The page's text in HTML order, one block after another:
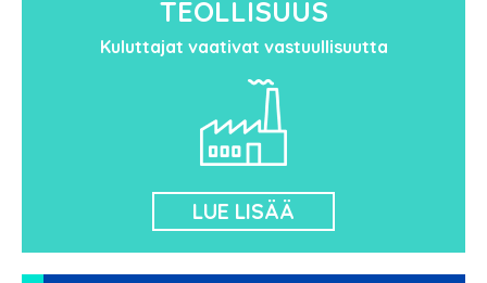
TEOLLISUUS
Kuluttajat vaativat vastuullisuutta
LUE LISÄÄ